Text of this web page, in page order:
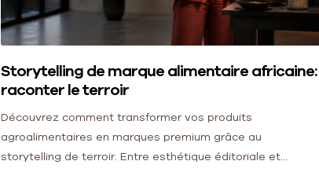
Storytelling de marque alimentaire africaine:
raconter le terroir
Découvrez comment transformer vos produits
agroalimentaires en marques premium grâce au
storytelling de terroir. Entre esthétique éditoriale et